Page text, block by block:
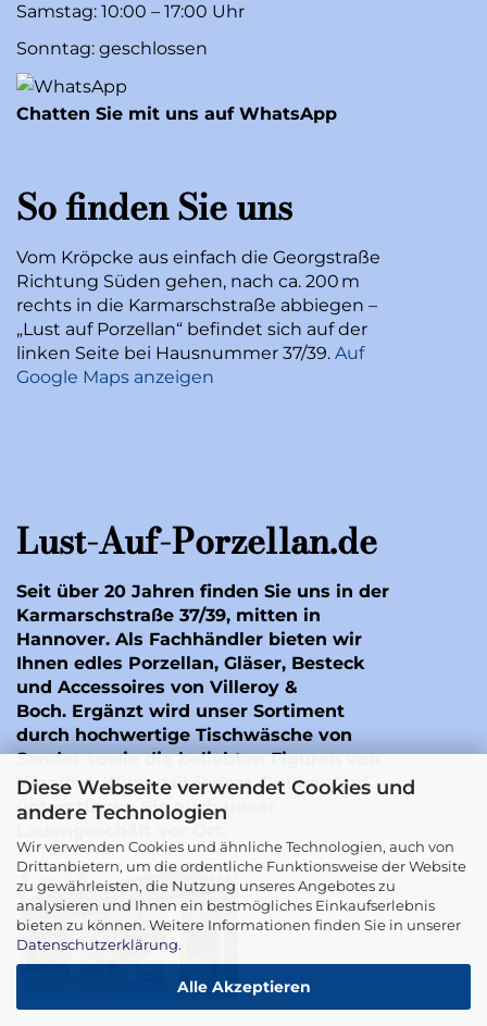
Diese Webseite verwendet Cookies und
andere Technologien
Wir verwenden Cookies und ähnliche Technologien, auch von
Drittanbietern, um die ordentliche Funktionsweise der Website
zu gewährleisten, die Nutzung unseres Angebotes zu
analysieren und Ihnen ein bestmögliches Einkaufserlebnis
bieten zu können. Weitere Informationen finden Sie in unserer
Datenschutzerklärung.
Alle Akzeptieren
Samstag: 10:00 – 17:00 Uhr
Sonntag: geschlossen
Chatten Sie mit uns auf WhatsApp
So finden Sie uns
Vom Kröpcke aus einfach die Georgstraße
Richtung Süden gehen, nach ca. 200 m
rechts in die Karmarschstraße abbiegen –
„Lust auf Porzellan“ befindet sich auf der
linken Seite bei Hausnummer 37/39. Auf
Google Maps anzeigen
Lust-Auf-Porzellan.de
Seit über 20 Jahren finden Sie uns in der
Karmarschstraße 37/39, mitten in
Hannover. Als Fachhändler bieten wir
Ihnen edles Porzellan, Gläser, Besteck
und Accessoires von Villeroy &
Boch. Ergänzt wird unser Sortiment
durch hochwertige Tischwäsche von
Sandersowie die beliebten Figuren von
Wendt & Kühn. Mit jedem Online-Kauf
unterstützen Sie auch unser